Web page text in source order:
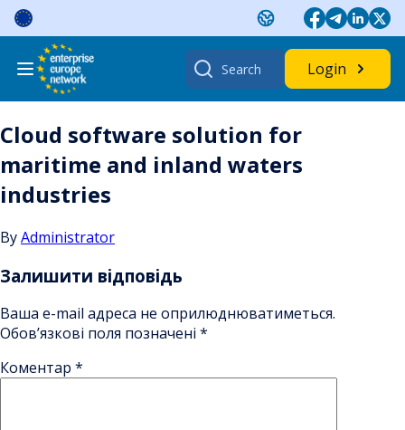
Skip
content
Search
for:
Login
Cloud software solution for
maritime and inland waters
industries
ByAdministrator
Залишити відповідь
Ваша e-mail адреса не оприлюднюватиметься.
Обов’язкові поля позначені *
Коментар *